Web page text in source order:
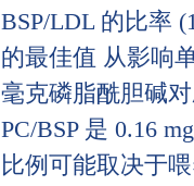
BSP/LDL 的比率
的最佳值 从影响
毫克磷脂酰胆碱
PC/BSP 是 0.16
比例可能取决于